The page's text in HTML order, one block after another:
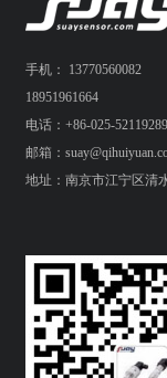
手机： 13770560082
18951961664
电话：+86-025-52119289
邮箱：
地址：南京市江宁区清